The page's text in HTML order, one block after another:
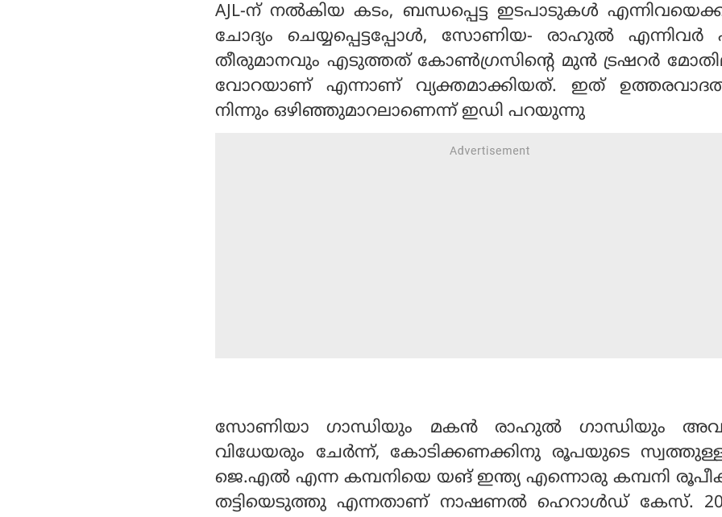
AJL-ന് നല്‍കിയ കടം, ബന്ധപ്പെട്ട ഇടപാടുകള്‍
ചോദ്യം ചെയ്യപ്പെട്ടപ്പോള്‍, സോണിയ- രാഹുല്‍ എന്നിവര്‍
തീരുമാനവും എടുത്തത് കോണ്‍ഗ്രസിന്റെ മുന്‍ ട്രഷറര്‍
വോറയാണ് എന്നാണ് വ്യക്തമാക്കിയത്. ഇത്
നിന്നും ഒഴിഞ്ഞുമാറലാണെന്ന് ഇഡി പറയുന്നു
സോണിയാ ഗാന്ധിയും മകന്‍ രാഹുല്‍ ഗാന്ധിയും
വിധേയരും ചേര്‍ന്ന്, കോടിക്കണക്കിനു രൂപയുടെ
ജെ.എല്‍ എന്ന കമ്പനിയെ യങ് ഇന്ത്യ എന്നൊരു കമ്പനി
തട്ടിയെടുത്തു എന്നതാണ് നാഷണല്‍ ഹെറാള്‍ഡ് കേസ്.